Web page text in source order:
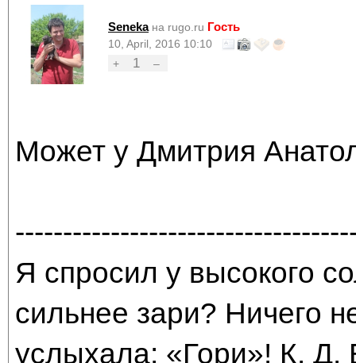
Seneka на rugo.ru Гость
10, April, 2016 10:10
+
1 –
Может у Дмитрия
Я спросил у высокого
сильнее зари? Ничего
услыхала: «Гори»! К. Д.